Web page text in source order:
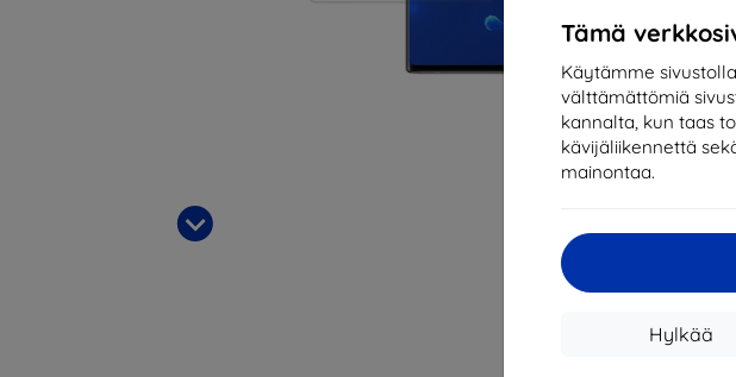
Tämä
Käytämme
välttämättömiä
kannalta, kun taas
kävijäliikennettä
mainontaa.
Hylkää